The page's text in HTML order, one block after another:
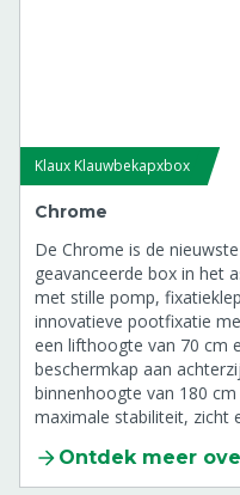
Klaux Klauwbekapxbox
Chrome
De Chrome is de
geavanceerde box in het
met stille pomp,
innovatieve pootfixatie
een lifthoogte van 70 cm
beschermkap aan
binnenhoogte van 180
maximale stabiliteit, zicht
Ontdek meer